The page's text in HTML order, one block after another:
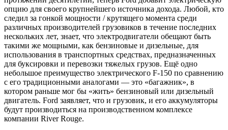
опцию для своего крупнейшего источника дохода. Любой, кто
следил за гонкой мощности / крутящего момента среди
различных производителей грузовиков в течение последних
нескольких лет, знает, что электродвигатели обещают быть
такими же мощными, как бензиновые и дизельные, для
использования в транспортных средствах, предназначенных
для буксировки и перевозки тяжелых грузов. Ещё одно
небольшое преимущество электрического F-150 по сравнению
с его традиционными аналогами — это «багажник», в
котором раньше мог бы «жить» бензиновый или дизельный
двигатель. Ford заявляет, что и грузовик, и его аккумуляторы
будут производиться на производственном комплексе
компании River Rouge.